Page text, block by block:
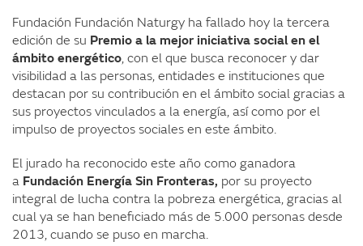
Fundación Fundación Naturgy ha fallado hoy la tercera
edición de su Premio a la mejor iniciativa social en el
ámbito energético, con el que busca reconocer y dar
visibilidad a las personas, entidades e instituciones que
destacan por su contribución en el ámbito social gracias a
sus proyectos vinculados a la energía, así como por el
impulso de proyectos sociales en este ámbito.
El jurado ha reconocido este año como ganadora
a Fundación Energía Sin Fronteras, por su proyecto
integral de lucha contra la pobreza energética, gracias al
cual ya se han beneficiado más de 5.000 personas desde
2013, cuando se puso en marcha.